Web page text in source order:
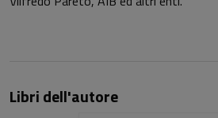
Libri dell'autore